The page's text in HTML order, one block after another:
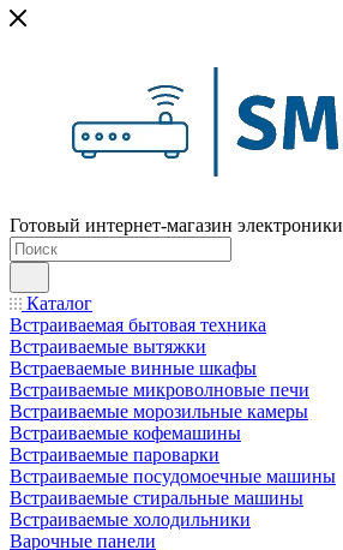
Готовый интернет-магазин электроники
Каталог
Встраиваемая бытовая техника
Встраиваемые вытяжки
Встраеваемые винные шкафы
Встраиваемые микроволновые печи
Встраиваемые морозильные камеры
Встраиваемые кофемашины
Встраиваемые пароварки
Встраиваемые посудомоечные машины
Встраиваемые стиральные машины
Встраиваемые холодильники
Варочные панели